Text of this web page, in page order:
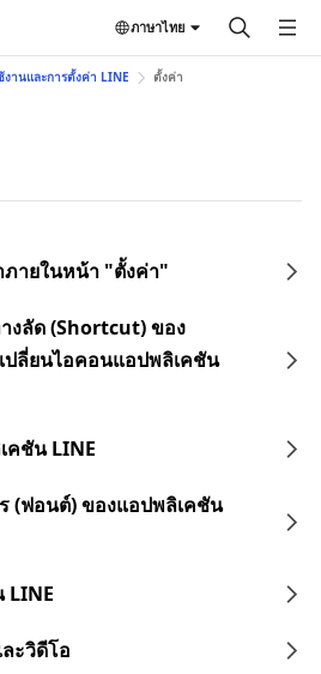
ภาษาไทย
านและการตั้งค่า LINE ตั้งค่า
ายในหน้า "ตั้งค่า"
ลัด (Shortcut) ของ
ปลี่ยนไอคอนแอปพลิเคชัน
คชัน LINE
(ฟอนต์) ของแอปพลิเคชัน
LINE
ะวิดีโอ